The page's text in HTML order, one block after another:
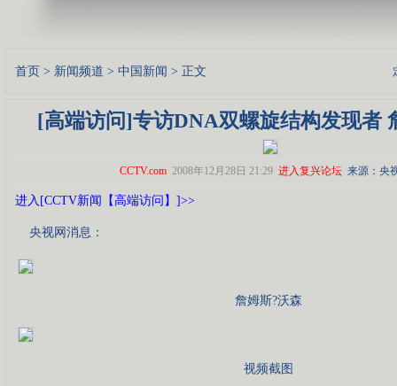
首页 > 新闻频道 > 中国新闻 > 正文
[高端访问]专访DNA双螺旋结构发现者
CCTV.com 2008年12月28日 21:29 进入复兴论坛 来源：央
进入[CCTV新闻【高端访问】]>>
央视网消息：
詹姆斯?沃森
视频截图